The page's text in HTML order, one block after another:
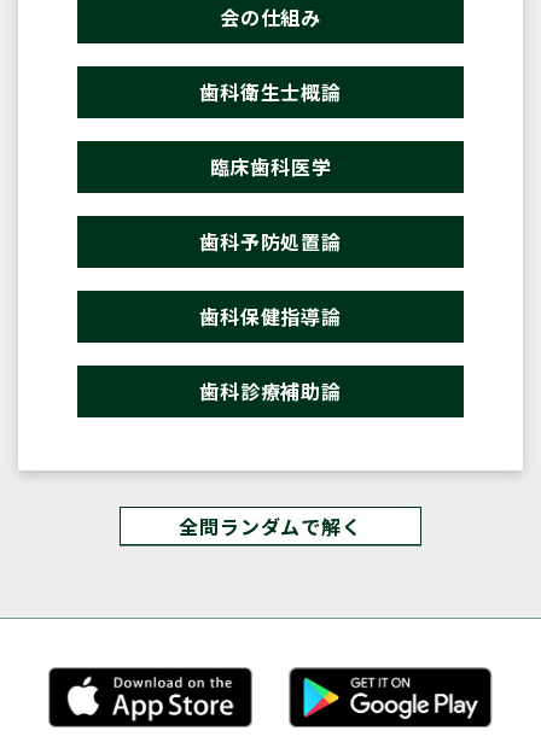
会の仕組み
歯科衛生士概論
臨床歯科医学
歯科予防処置論
歯科保健指導論
歯科診療補助論
全問ランダムで解く